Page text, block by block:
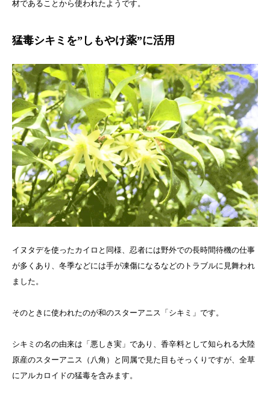
材であることから使われたようです。
猛毒シキミを”しもやけ薬”に活用
イヌタデを使ったカイロと同様、忍者には野外での長時間待機の仕事
が多くあり、冬季などには手が凍傷になるなどのトラブルに見舞われ
ました。
そのときに使われたのが和のスターアニス「シキミ」です。
シキミの名の由来は「悪しき実」であり、香辛料として知られる大陸
原産のスターアニス（八角）と同属で見た目もそっくりですが、全草
にアルカロイドの猛毒を含みます。